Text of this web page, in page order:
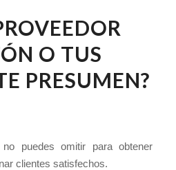
O TUS
PRESUMEN?
puedes omitir para obtener
clientes satisfechos.